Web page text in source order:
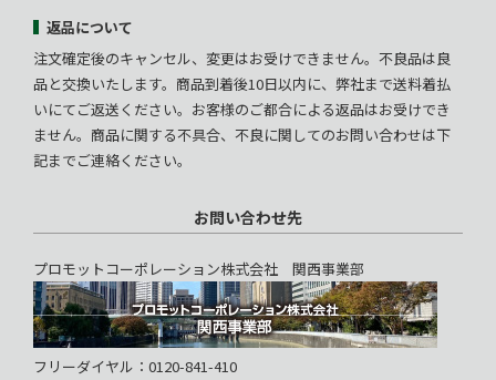
返品について
注文確定後のキャンセル、変更はお受けできません。不良品は良
品と交換いたします。商品到着後10日以内に、弊社まで送料着払
いにてご返送ください。お客様のご都合による返品はお受けでき
ません。商品に関する不具合、不良に関してのお問い合わせは下
記までご連絡ください。
お問い合わせ先
プロモットコーポレーション株式会社 関西事業部
フリーダイヤル：0120-841-410